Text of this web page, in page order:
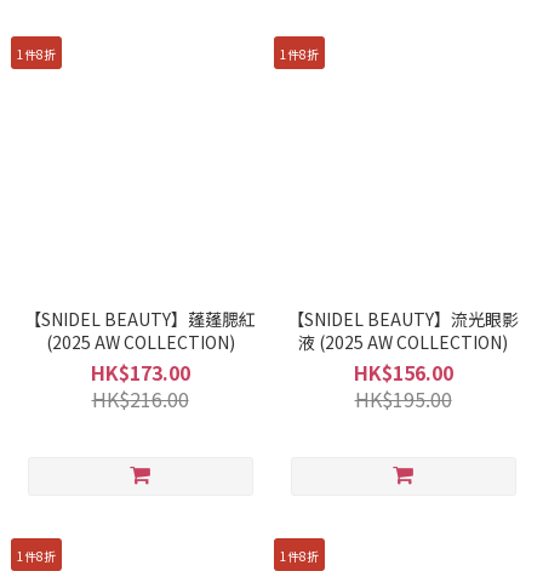
1件8折
【SNIDEL BEAUTY】蓬蓬腮紅
(2025 AW COLLECTION)
HK$173.00
HK$216.00
1件8折
【SNIDEL BEAUTY】流光眼影
液 (2025 AW COLLECTION)
HK$156.00
HK$195.00
1件8折 1件8折